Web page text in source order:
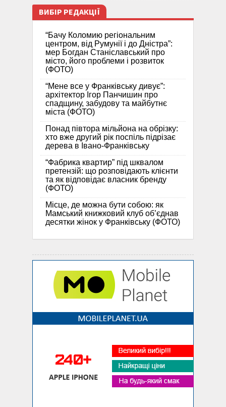
ВИБІР РЕДАКЦІЇ
“Бачу Коломию регіональним
центром, від Румунії і до Дністра”:
мер Богдан Станіславський про
місто, його проблеми і розвиток
(ФОТО)
“Мене все у Франківську дивує”:
архітектор Ігор Панчишин про
спадщину, забудову та майбутнє
міста (ФОТО)
Понад півтора мільйона на обрізку:
хто вже другий рік поспіль підрізає
дерева в Івано-Франківську
“Фабрика квартир” під шквалом
претензій: що розповідають клієнти
та як відповідає власник бренду
(ФОТО)
Місце, де можна бути собою: як
Мамський книжковий клуб об’єднав
десятки жінок у Франківську (ФОТО)